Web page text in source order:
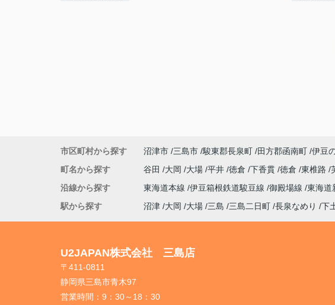
市区町村から探す 沼津市 三島市 駿東郡長泉町 田方郡函南町 伊豆
町名から探す
谷田 大岡 大場 平井 徳倉 下香貫 徳倉 東椎路
沿線から探す
東海道本線 伊豆箱根鉄道駿豆線 御殿場線 東海道
駅から探す
沼津 大岡 大場 三島 三島二日町 長泉なめり 下
U2JAPAN株式会社 三島店
〒411-0811
静岡県三島市青木97
営業時間： 9：30～18：30